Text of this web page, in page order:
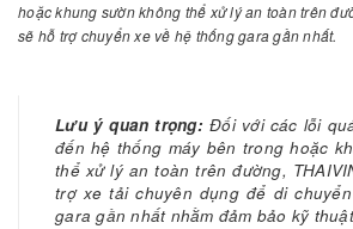
hoặc khung sườn không thể xử lý an toàn trên
sẽ hỗ trợ chuyển xe về hệ thống gara gần nhất.
Lưu ý quan trọng: Đối với các lỗi
đến hệ thống máy bên trong hoặc
thể xử lý an toàn trên đường,
trợ xe tải chuyên dụng để di
gara gần nhất nhằm đảm bảo kỹ